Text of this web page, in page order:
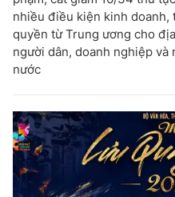
nhiều điều kiện kinh doanh,
quyền từ Trung ương cho
người dân, doanh nghiệp và
nước